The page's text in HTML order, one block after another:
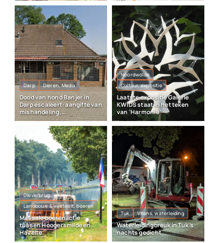
Darp Dieren, Media
Dood van hond Banjer in
Darp escaleert: aangifte van
mishandeling,
vrijheidsberoving en
vernieling
Noordwolde
Cultuur, expositie
Laatste expositie Galerie
KWIDS staat in het teken
van ‘Harmonie’
Dieverbrug
Landbouw & veeteelt, boeren
Massale boerenactie
tussen Hoogersmilde en
Havelte
Tuk Vitens, waterleiding
Waterleidingbreuk in Tuk ’s
nachts gedicht